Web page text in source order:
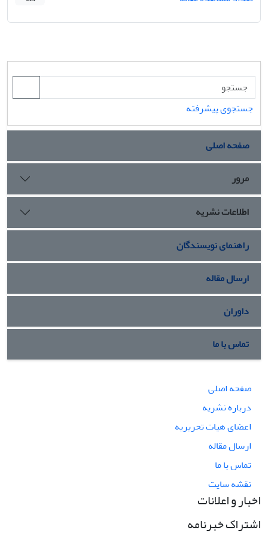
جستجوی پیشرفته
صفحه اصلی
مرور
اطلاعات نشریه
راهنمای نویسندگان
ارسال مقاله
داوران
تماس با ما
صفحه اصلی
درباره نشریه
اعضای هیات تحریریه
ارسال مقاله
تماس با ما
نقشه سایت
اخبار و اعلانات
اشتراک خبرنامه